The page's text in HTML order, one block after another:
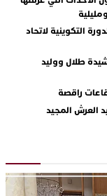
التكوينية لاتحاد
طلال ووليد
راقصة
العرش المجيد
بأداء مميز في
مثيرة لعملية تحرير